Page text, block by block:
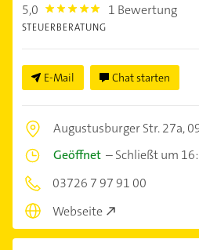
5,0 5.0 1 Bewertung
STEUERBERATUNG
E-Mail Chat starten
Augustusburger Str. 27a,
Geöffnet –Schließt um
03726 7 97 91 00
Webseite